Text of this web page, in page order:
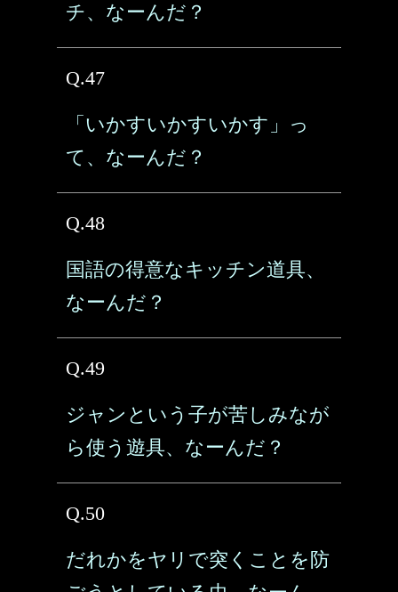
チ、なーんだ？
Q.47
「いかすいかすいかす」っ
て、なーんだ？
Q.48
国語の得意なキッチン道具、
なーんだ？
Q.49
ジャンという子が苦しみなが
ら使う遊具、なーんだ？
Q.50
だれかをヤリで突くことを防